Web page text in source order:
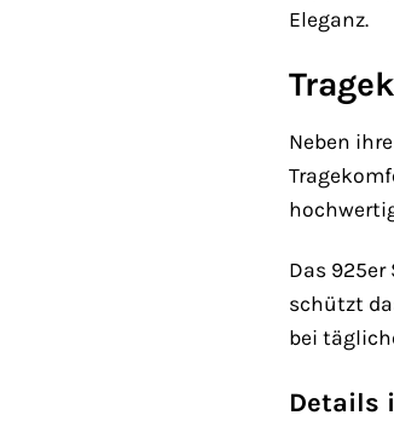
Eleganz.
Neben
Das
schützt
bei
Details